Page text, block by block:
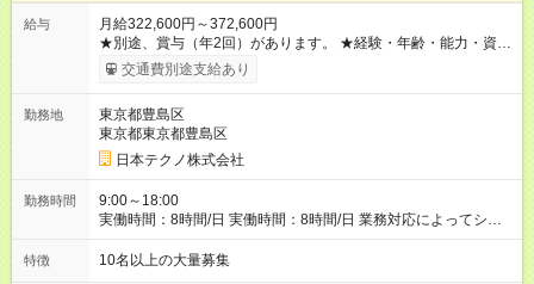
給与
月給322,600円～372,600円
★別途、賞与（年2回）があります。 ★経験・年齢・能力・資格
などを考慮して、加給優遇します。 ※3ヶ月間の試用期間があり
ます。期間中の雇用形態・給与・待遇に差異はありません。
給与は本採用時と同じです。
交通費別途支給あり
勤務地
東京都豊島区
東京都東京都豊島区
日本テクノ株式会社
勤務時間
9:00～18:00
実働時間：8時間/日 実働時間：8時間/日 業務対応によってシフ
ト勤務もあります
特徴 10名以上の大量募集